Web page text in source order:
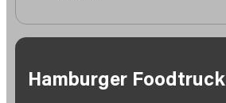
Hamburger Foodtruck